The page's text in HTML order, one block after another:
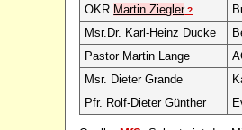
OKR Martin Ziegler?
Msr.Dr. Karl-Heinz Ducke
Pastor Martin Lange
Msr. Dieter Grande
Pfr. Rolf-Dieter Günther